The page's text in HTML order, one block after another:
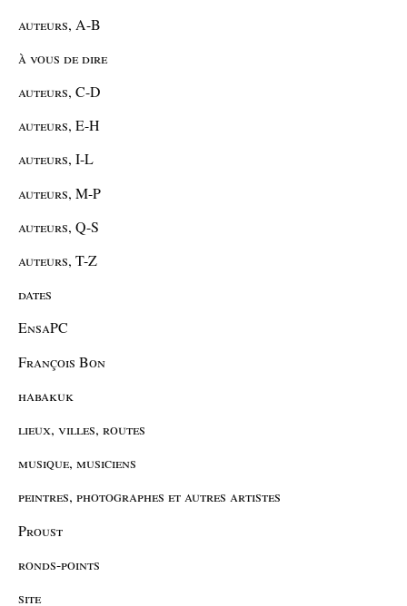
auteurs, A-B
à vous de dire
auteurs, C-D
auteurs, E-H
auteurs, I-L
auteurs, M-P
auteurs, Q-S
auteurs, T-Z
dates
EnsaPC
François Bon
habakuk
lieux, villes, routes
musique, musiciens
peintres, photographes et autres artistes
Proust
ronds-points
site